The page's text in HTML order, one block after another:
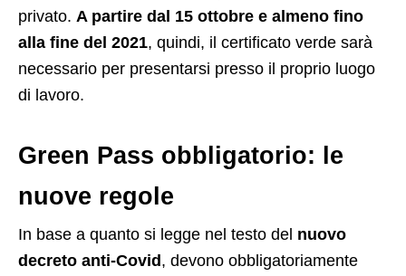
privato. A partire dal 15 ottobre e almeno fino
alla fine del 2021, quindi, il certificato verde sarà
necessario per presentarsi presso il proprio luogo
di lavoro.
Green Pass obbligatorio: le
nuove regole
In base a quanto si legge nel testo del nuovo
decreto anti-Covid, devono obbligatoriamente